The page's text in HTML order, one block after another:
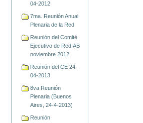
04-2012
7ma. Reunión Anual
Plenaria de la Red
Reunión del Comité
Ejecutivo de RedIAB
noviembre 2012
Reunión del CE 24-
04-2013
8va Reunión
Plenaria (Buenos
Aires, 24-4-2013)
Reunión